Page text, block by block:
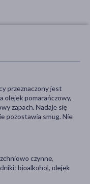
przeznaczony jest
olejek pomarańczowy,
zapach. Nadaje się
pozostawia smug. Nie
czynne,
bioalkohol, olejek